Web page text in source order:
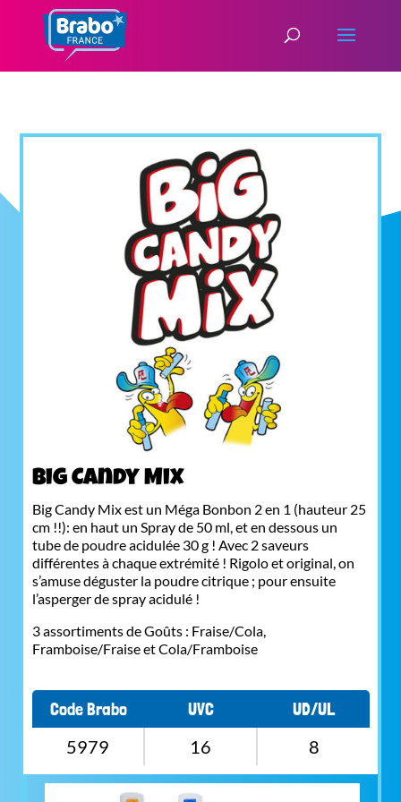
Big Candy Mix
Big Candy Mix est un Méga Bonbon 2 en 1 (hauteur 25
cm !!): en haut un Spray de 50 ml, et en dessous un
tube de poudre acidulée 30 g ! Avec 2 saveurs
différentes à chaque extrémité ! Rigolo et original, on
s’amuse déguster la poudre citrique ; pour ensuite
l’asperger de spray acidulé !
3 assortiments de Goûts : Fraise/Cola,
Framboise/Fraise et Cola/Framboise
Code Brabo UVC
UD/UL
5979
16 8